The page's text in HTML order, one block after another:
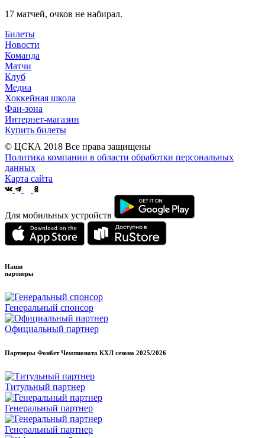
17 матчей, очков не набирал.
Билеты
Новости
Команда
Матчи
Клуб
Медиа
Хоккейная школа
Фан-зона
Интернет-магазин
Купить билеты
© ЦСКА 2018 Все права защищены
Политика компании в области обработки персональных
данных
Карта сайта
Для мобильных устройств
Наши
партнеры
Генеральный спонсор
Официальный партнер
Партнеры Фонбет Чемпионата КХЛ сезона 2025/2026
Титульный партнер
Генеральный партнер
Генеральный партнер